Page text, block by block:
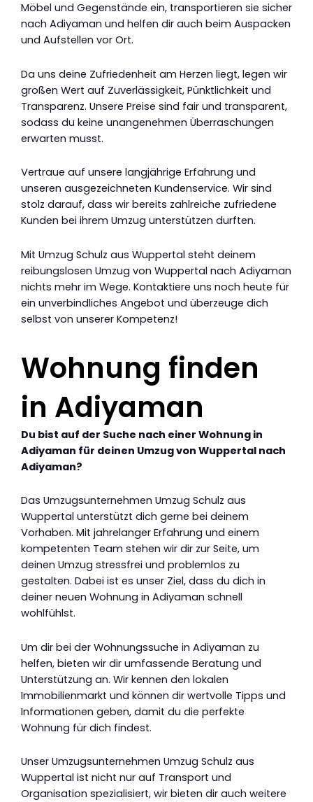
Möbel und Gegenstände ein, transportieren sie sicher
nach Adiyaman und helfen dir auch beim Auspacken
und Aufstellen vor Ort.
Da uns deine Zufriedenheit am Herzen liegt, legen wir
großen Wert auf Zuverlässigkeit, Pünktlichkeit und
Transparenz. Unsere Preise sind fair und transparent,
sodass du keine unangenehmen Überraschungen
erwarten musst.
Vertraue auf unsere langjährige Erfahrung und
unseren ausgezeichneten Kundenservice. Wir sind
stolz darauf, dass wir bereits zahlreiche zufriedene
Kunden bei ihrem Umzug unterstützen durften.
Mit Umzug Schulz aus Wuppertal steht deinem
reibungslosen Umzug von Wuppertal nach Adiyaman
nichts mehr im Wege. Kontaktiere uns noch heute für
ein unverbindliches Angebot und überzeuge dich
selbst von unserer Kompetenz!
Wohnung finden
in Adiyaman
Du bist auf der Suche nach einer Wohnung in
Adiyaman für deinen Umzug von Wuppertal nach
Adiyaman?
Das Umzugsunternehmen Umzug Schulz aus
Wuppertal unterstützt dich gerne bei deinem
Vorhaben. Mit jahrelanger Erfahrung und einem
kompetenten Team stehen wir dir zur Seite, um
deinen Umzug stressfrei und problemlos zu
gestalten. Dabei ist es unser Ziel, dass du dich in
deiner neuen Wohnung in Adiyaman schnell
wohlfühlst.
Um dir bei der Wohnungssuche in Adiyaman zu
helfen, bieten wir dir umfassende Beratung und
Unterstützung an. Wir kennen den lokalen
Immobilienmarkt und können dir wertvolle Tipps und
Informationen geben, damit du die perfekte
Wohnung für dich findest.
Unser Umzugsunternehmen Umzug Schulz aus
Wuppertal ist nicht nur auf Transport und
Organisation spezialisiert, wir bieten dir auch weitere